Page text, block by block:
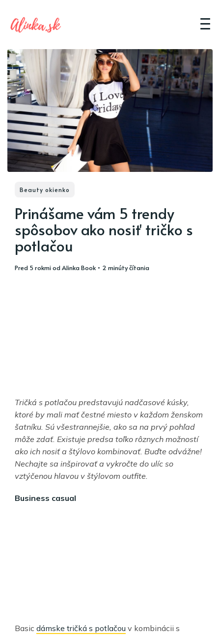
Beauty okienko
Prinášame vám 5 trendy
spôsobov ako nosiť tričko s
potlačou
pred 5 rokmiodAlinka Book • 2 minúty čítania
Tričká s potlačou predstavujú nadčasové kúsky,
ktoré by mali mať čestné miesto v každom ženskom
šatníku. Sú všestrannejšie, ako sa na prvý pohľad
môže zdať. Existuje predsa toľko rôznych možností
ako ich nosiť a štýlovo kombinovať. Buďte odvážne!
Nechajte sa inšpirovať a vykročte do ulíc so
vztýčenou hlavou v štýlovom outfite.
Business casual
Basic dámske tričká s potlačou v kombinácii s